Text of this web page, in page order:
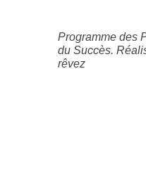
Programme des
du Succès.
rêvez